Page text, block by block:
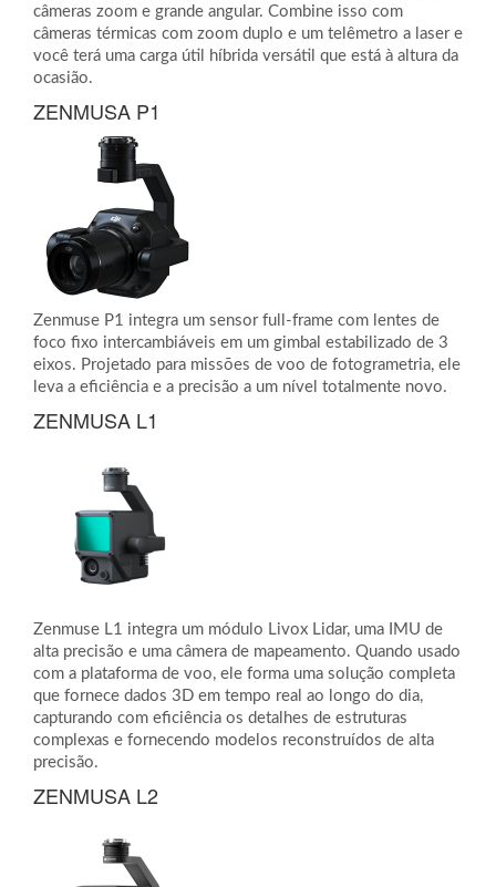
câmeras zoom e grande angular. Combine isso com
câmeras térmicas com zoom duplo e um telêmetro a laser e
você terá uma carga útil híbrida versátil que está à altura da
ocasião.
ZENMUSA P1
Zenmuse P1 integra um sensor full-frame com lentes de
foco fixo intercambiáveis ​​em um gimbal estabilizado de 3
eixos. Projetado para missões de voo de fotogrametria, ele
leva a eficiência e a precisão a um nível totalmente novo.
ZENMUSA L1
Zenmuse L1 integra um módulo Livox Lidar, uma IMU de
alta precisão e uma câmera de mapeamento. Quando usado
com a plataforma de voo, ele forma uma solução completa
que fornece dados 3D em tempo real ao longo do dia,
capturando com eficiência os detalhes de estruturas
complexas e fornecendo modelos reconstruídos de alta
precisão.
ZENMUSA L2